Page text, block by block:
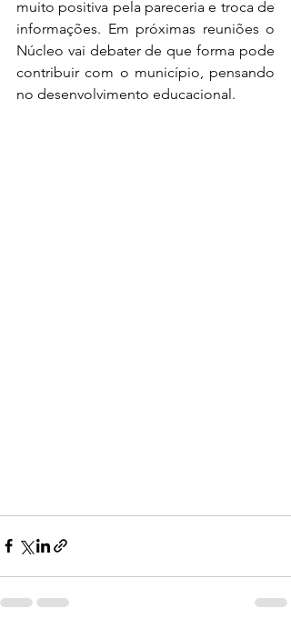
muito positiva pela pareceria e troca de
informações. Em próximas reuniões o
Núcleo vai debater de que forma pode
contribuir com o município, pensando
no desenvolvimento educacional.